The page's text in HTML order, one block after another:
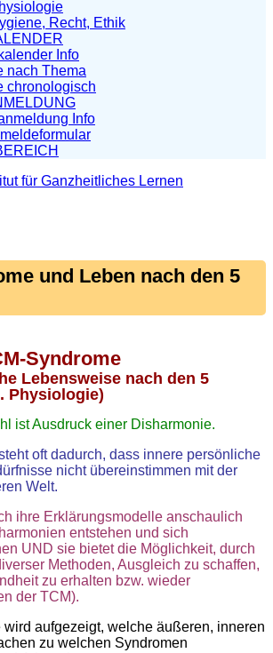
Recht, Ethik
Info
nach Thema
chronologisch
Info
und Leben nach den 5
Syndrome
Lebensweise nach den 5
Physiologie)
ist Ausdruck einer Disharmonie.
oft dadurch, dass innere persönliche
nicht übereinstimmen mit der
Welt.
ihre Erklärungsmodelle anschaulich
entstehen und sich
UND sie bietet die Möglichkeit, durch
Methoden, Ausgleich zu schaffen,
zu erhalten bzw. wieder
der TCM).
wird aufgezeigt, welche äußeren, inneren
zu welchen Syndromen